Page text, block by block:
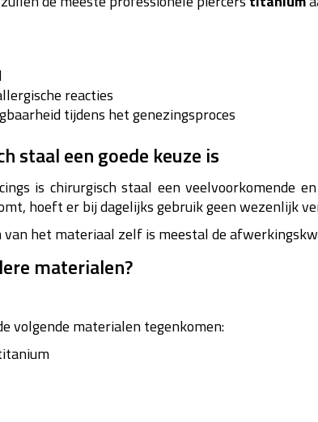
reacties
tijdens het genezingsproces
staal een goede keuze is
is chirurgisch staal een veelvoorkomende
hoeft er bij dagelijks gebruik geen wezenlijk
van het materiaal zelf is meestal de
materialen?
volgende materialen tegenkomen: